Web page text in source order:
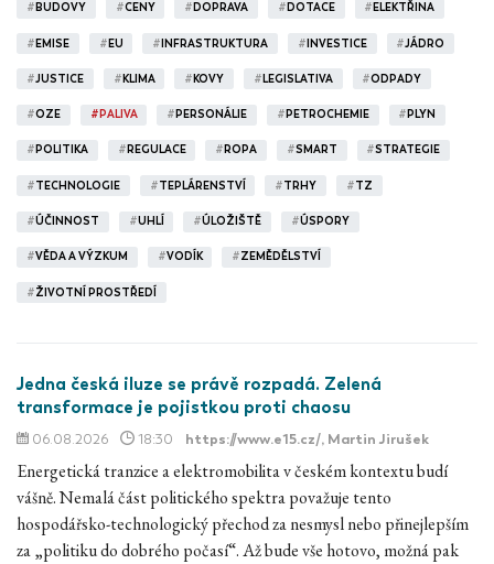
# BUDOVY #CENY # DOPRAVA # DOTACE # ELEKTŘINA
# EMISE # EU # INFRASTRUKTURA # INVESTICE #JÁDRO
#JUSTICE # KLIMA # KOVY # LEGISLATIVA #ODPADY
#OZE # PALIVA # PERSONÁLIE # PETROCHEMIE # PLYN
#POLITIKA #REGULACE #ROPA #SMART #STRATEGIE
#TECHNOLOGIE #TEPLÁRENSTVÍ #TRHY #TZ
#ÚČINNOST #UHLÍ #ÚLOŽIŠTĚ #ÚSPORY
#VĚDA A VÝZKUM #VODÍK #ZEMĚDĚLSTVÍ
#ŽIVOTNÍ PROSTŘEDÍ
Jedna česká iluze se právě rozpadá. Zelená
transformace je pojistkou proti chaosu
06.08.2026 18:30 https://www.e15.cz/, Martin Jirušek
Energetická tranzice a elektromobilita v českém kontextu budí
vášně. Nemalá část politického spektra považuje tento
hospodářsko-technologický přechod za nesmysl nebo přinejlepším
za „politiku do dobrého počasí“. Až bude vše hotovo, možná pak